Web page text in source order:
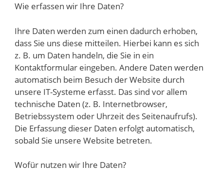
Wie erfassen wir Ihre Daten?
Ihre Daten werden zum einen dadurch erhoben,
dass Sie uns diese mitteilen. Hierbei kann es sich
z. B. um Daten handeln, die Sie in ein
Kontaktformular eingeben. Andere Daten werden
automatisch beim Besuch der Website durch
unsere IT-Systeme erfasst. Das sind vor allem
technische Daten (z. B. Internetbrowser,
Betriebssystem oder Uhrzeit des Seitenaufrufs).
Die Erfassung dieser Daten erfolgt automatisch,
sobald Sie unsere Website betreten.
Wofür nutzen wir Ihre Daten?